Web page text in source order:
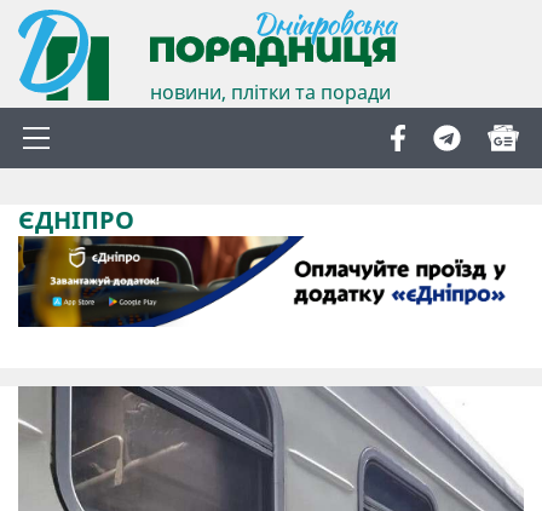
новини, плітки та поради
ЄДНІПРО